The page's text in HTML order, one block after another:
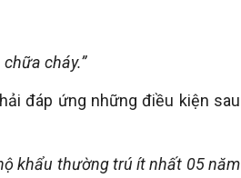
cháy.”
đáp ứng những điều kiện sau
khẩu thường trú ít nhất 05 năm